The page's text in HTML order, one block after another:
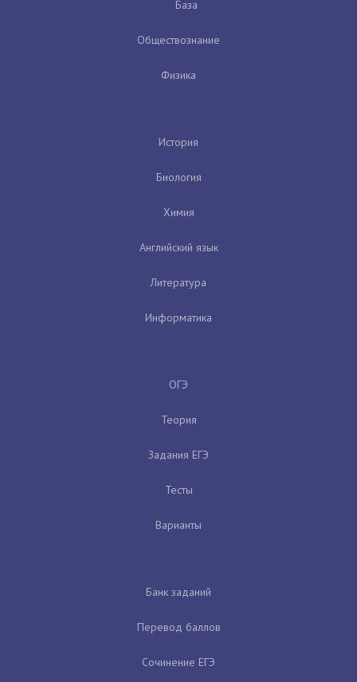
База
Обществознание
Физика
История
Биология
Химия
Английский язык
Литература
Информатика
ОГЭ
Теория
Задания ЕГЭ
Тесты
Варианты
Банк заданий
Перевод баллов
Сочинение ЕГЭ